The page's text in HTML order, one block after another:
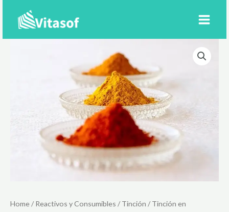
Home/Reactivos y Consumibles /Tinción /Tinción en